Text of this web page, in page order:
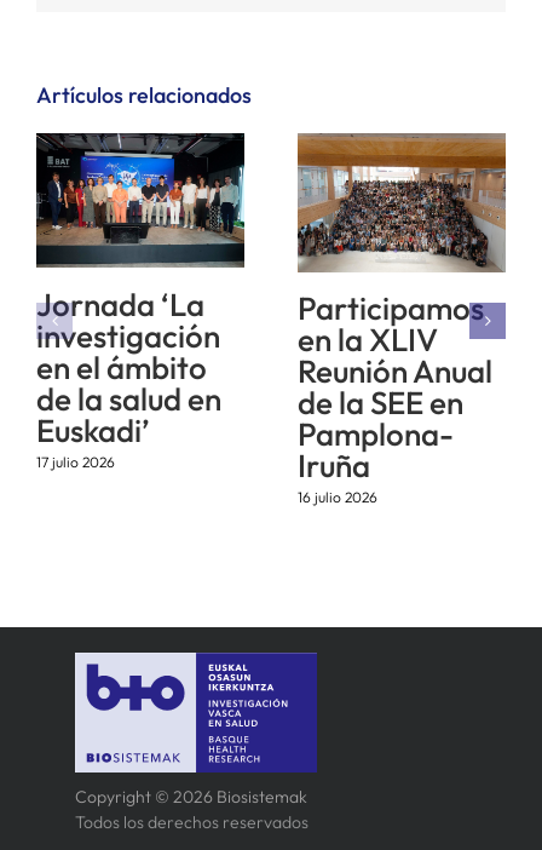
Artículos relacionados
Jornada ‘La
investigación
en el ámbito
de la salud en
Euskadi’
17 julio 2026
Participamos
en la XLIV
Reunión Anual
de la SEE en
Pamplona-
Iruña
16 julio 2026
Copyright © 2026 Biosistemak
Todos los derechos reservados